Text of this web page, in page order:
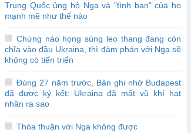
Trung Quốc ủng hộ Nga và "tình bạn" của họ
mạnh mẽ như thế nào
Chừng nào họng súng leo thang đang còn
chĩa vào đầu Ukraina, thì đàm phán với Nga sẽ
không có tiến triển
Đúng 27 năm trước, Bản ghi nhớ Budapest
đã được ký kết: Ukraina đã mất vũ khí hạt
nhân ra sao
Thỏa thuận với Nga không được